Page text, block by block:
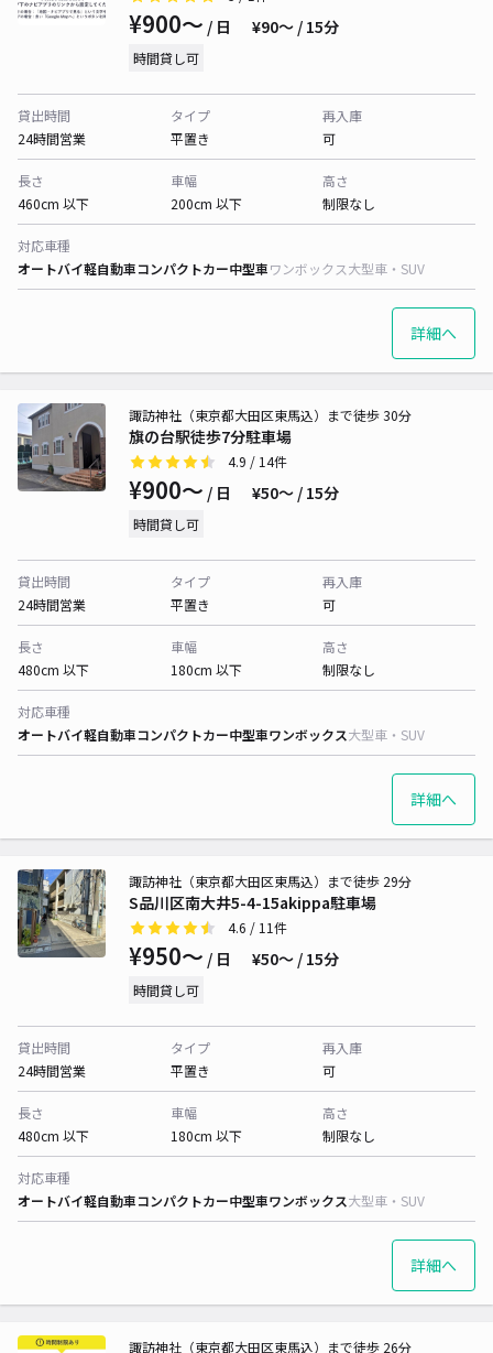
¥900〜 / 日 ¥90〜 / 15分
時間貸し可
貸出時間
24時間営業
タイプ
平置き
再入庫
可
長さ
460cm 以下
車幅
200cm 以下
高さ
制限なし
対応車種
オートバイ軽自動車コンパクトカー中型車ワンボックス大型車・SUV
詳細へ
旗の台駅徒歩7分駐車場
諏訪神社（東京都大田区東馬込）まで徒歩 30分
4.9 / 14件
¥900〜 / 日 ¥50〜 / 15分
時間貸し可
貸出時間
24時間営業
タイプ
平置き
再入庫
可
長さ
480cm 以下
車幅
180cm 以下
高さ
制限なし
対応車種
オートバイ軽自動車コンパクトカー中型車ワンボックス大型車・SUV
詳細へ
S品川区南大井5-4-15akippa駐車場
諏訪神社（東京都大田区東馬込）まで徒歩 29分
4.6 / 11件
¥950〜 / 日 ¥50〜 / 15分
時間貸し可
貸出時間
24時間営業
タイプ
平置き
再入庫
可
長さ
480cm 以下
車幅
180cm 以下
高さ
制限なし
対応車種
オートバイ軽自動車コンパクトカー中型車ワンボックス大型車・SUV
詳細へ
諏訪神社（東京都大田区東馬込）まで徒歩 26分